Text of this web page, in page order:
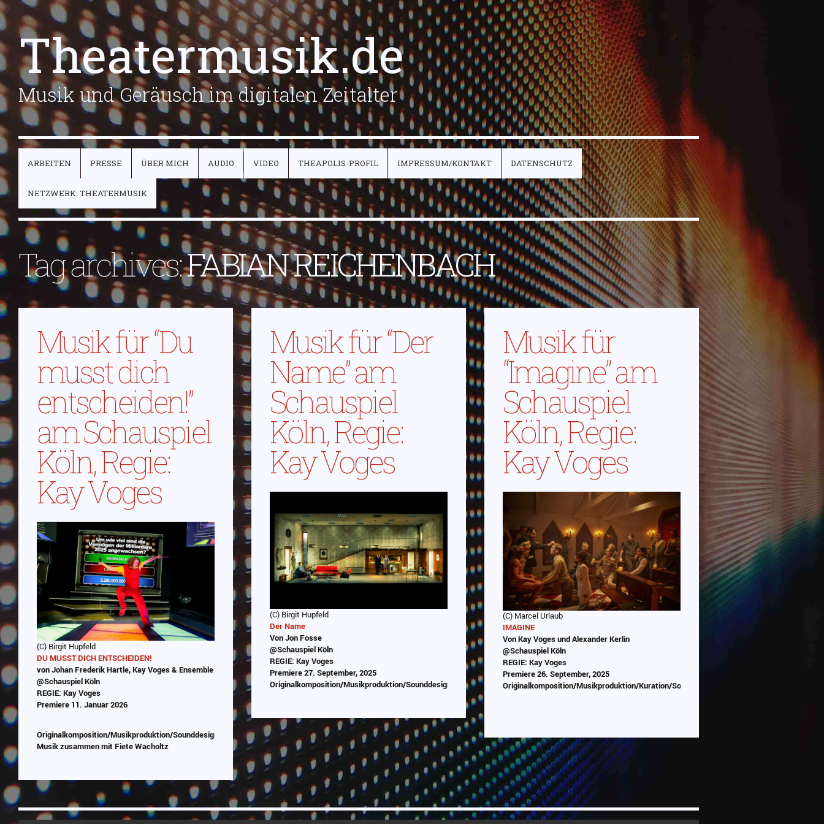
Theatermusik.de
Musik und Geräusch im digitalen Zeitalter
ARBEITEN PRESSE ÜBER MICH AUDIO VIDEO THEAPOLIS-PROFIL IMPRESSUM/KONTAKT DATENSCHUTZ
NETZWERK: THEATERMUSIK
Tag archives:FABIAN REICHENBACH
Musik für “Du
musst dich
entscheiden!”
am Schauspiel
Köln, Regie:
Kay Voges
(C) Birgit Hupfeld
DU MUSST DICH ENTSCHEIDEN!
von Johan Frederik Hartle, Kay Voges & Ensemble
@Schauspiel Köln
REGIE: Kay Voges
Premiere 11. Januar 2026
Originalkomposition/Musikproduktion/Sounddesign/Programmierung
Musik zusammen mit Fiete Wacholtz
Musik für “Der
Name” am
Schauspiel
Köln, Regie:
Kay Voges
(C) Birgit Hupfeld
Der Name
Von Jon Fosse
@Schauspiel Köln
REGIE: Kay Voges
Premiere 27. September, 2025
Originalkomposition/Musikproduktion/Sounddesign/Programmierung
Abspielen
Das Video wird von Youtube eingebettet
abespielt. Es gilt die
Datenschutzerklärung von Google
Musik für
“Imagine” am
Schauspiel
Köln, Regie:
Kay Voges
(C) Marcel Urlaub
IMAGINE
Von Kay Voges und Alexander Kerlin
@Schauspiel Köln
REGIE: Kay Voges
Premiere 26. September, 2025
Originalkomposition/Musikproduktion/Kuration/Sounddesign/Programmierung
Abspielen
Das Video wird von Youtube eingebettet
abespielt. Es gilt die
Datenschutzerklärung von Google